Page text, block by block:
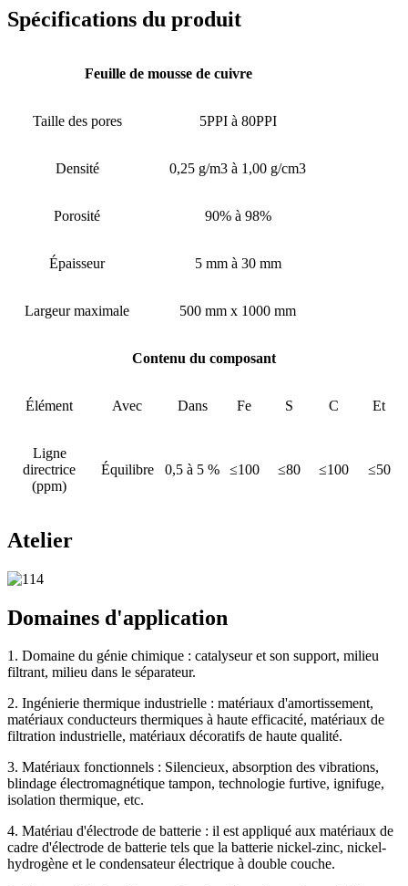
Spécifications du produit
Feuille de mousse de cuivre
Taille des pores 5PPI à 80PPI
Densité 0,25 g/m3 à 1,00 g/cm3
Porosité 90% à 98%
Épaisseur 5 mm à 30 mm
Largeur maximale 500 mm x 1000 mm
Contenu du composant
Élément Avec Dans Fe S C Et
Ligne
directrice
(ppm)
Équilibre 0,5 à 5 % ≤100 ≤80 ≤100 ≤50
Atelier
Domaines d'application
1. Domaine du génie chimique : catalyseur et son support, milieu
filtrant, milieu dans le séparateur.
2. Ingénierie thermique industrielle : matériaux d'amortissement,
matériaux conducteurs thermiques à haute efficacité, matériaux de
filtration industrielle, matériaux décoratifs de haute qualité.
3. Matériaux fonctionnels : Silencieux, absorption des vibrations,
blindage électromagnétique tampon, technologie furtive, ignifuge,
isolation thermique, etc.
4. Matériau d'électrode de batterie : il est appliqué aux matériaux de
cadre d'électrode de batterie tels que la batterie nickel-zinc, nickel-
hydrogène et le condensateur électrique à double couche.